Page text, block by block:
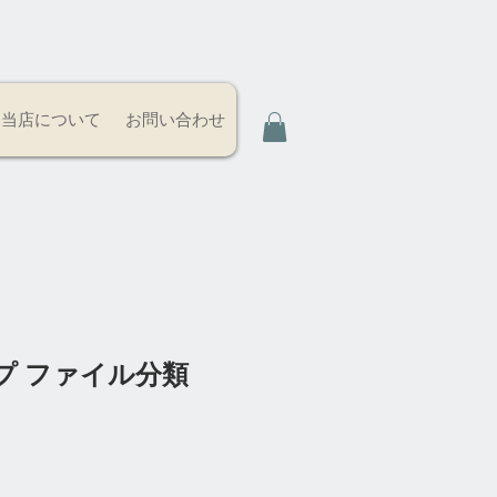
当店について お問い合わせ
ファイル分類